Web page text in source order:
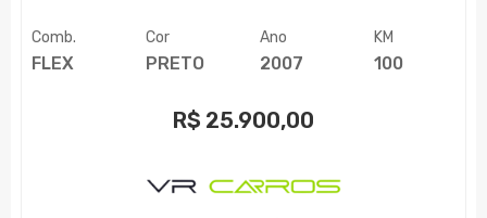
Comb.
FLEX
Cor
PRETO
Ano
2007
KM
100
R$ 25.900,00